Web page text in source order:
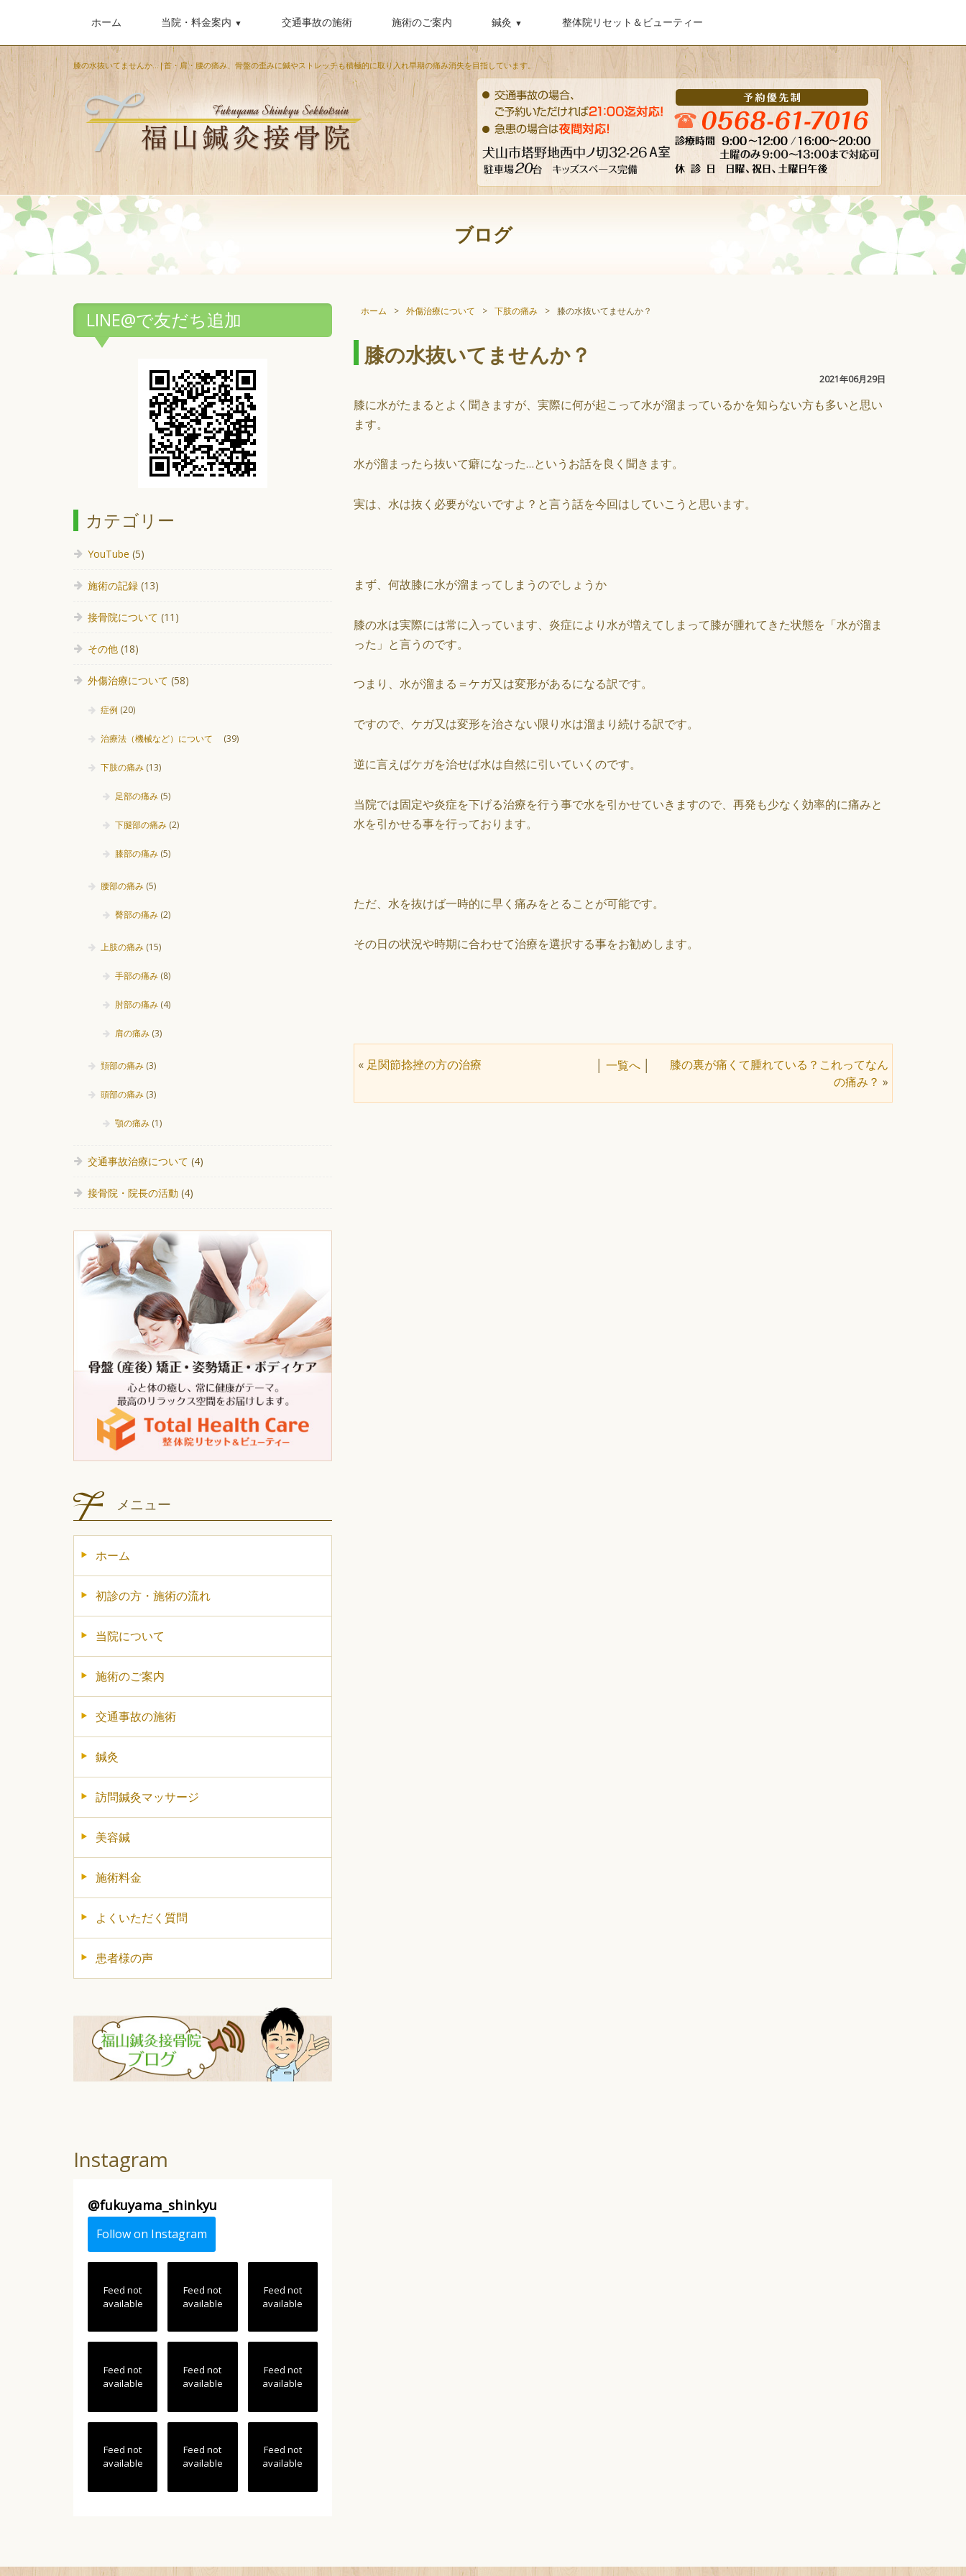
膝の水抜いてませんか...|首・肩・腰の痛み、骨盤の歪みに鍼やストレッチも積極的に取り入れ早期の痛み消失を目指しています。
ホーム 当院・料金案内 ▼ 交通事故の施術 施術のご案内 鍼灸 ▼ 整体院リセット＆ビューティー
ブログ
ホーム > 外傷治療について > 下肢の痛み > 膝の水抜いてませんか？
膝の水抜いてませんか？
2021年06月29日
膝に水がたまるとよく聞きますが、実際に何が起こって水が溜まっているかを知らない方も多いと思い
ます。
水が溜まったら抜いて癖になった…というお話を良く聞きます。
実は、水は抜く必要がないですよ？と言う話を今回はしていこうと思います。
まず、何故膝に水が溜まってしまうのでしょうか
膝の水は実際には常に入っています、炎症により水が増えてしまって膝が腫れてきた状態を「水が溜ま
った」と言うのです。
つまり、水が溜まる＝ケガ又は変形があるになる訳です。
ですので、ケガ又は変形を治さない限り水は溜まり続ける訳です。
逆に言えばケガを治せば水は自然に引いていくのです。
当院では固定や炎症を下げる治療を行う事で水を引かせていきますので、再発も少なく効率的に痛みと
水を引かせる事を行っております。
ただ、水を抜けば一時的に早く痛みをとることが可能です。
その日の状況や時期に合わせて治療を選択する事をお勧めします。
« 足関節捻挫の方の治療 一覧へ│
膝の裏が痛くて腫れている？これってなん
の痛み？ »
LINE@で友だち追加
カテゴリー
YouTube (5)
施術の記録 (13)
接骨院について (11)
その他 (18)
外傷治療について (58)
症例 (20)
治療法（機械など）について (39)
下肢の痛み (13)
足部の痛み (5)
下腿部の痛み (2)
膝部の痛み (5)
腰部の痛み (5)
臀部の痛み (2)
上肢の痛み (15)
手部の痛み (8)
肘部の痛み (4)
肩の痛み (3)
頚部の痛み (3)
頭部の痛み (3)
顎の痛み (1)
交通事故治療について (4)
接骨院・院長の活動 (4)
メニュー
ホーム
初診の方・施術の流れ
当院について
施術のご案内
交通事故の施術
鍼灸
訪問鍼灸マッサージ
美容鍼
施術料金
よくいただく質問
患者様の声
Instagram
@fukuyama_shinkyu
Follow on Instagram
Feed not
available
Feed not
available
Feed not
available
Feed not
available
Feed not
available
Feed not
available
Feed not
available
Feed not
available
Feed not
available